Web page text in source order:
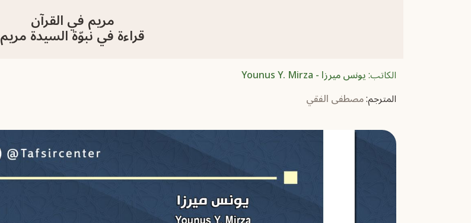
مريم في القرآن
قراءة في نبوّة السيدة مريم
الكاتب:يونس ميرزا - Younus Y. Mirza
المترجم:مصطفى الفقي